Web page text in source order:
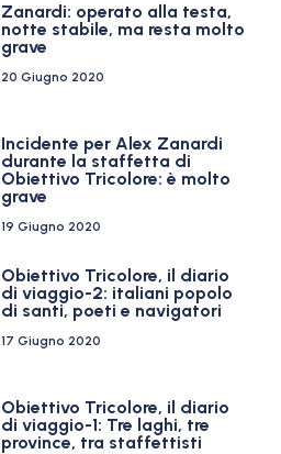
Zanardi: operato alla testa,
notte stabile, ma resta molto
grave
20 Giugno 2020
Incidente per Alex Zanardi
durante la staffetta di
Obiettivo Tricolore: è molto
grave
19 Giugno 2020
Obiettivo Tricolore, il diario
di viaggio-2: italiani popolo
di santi, poeti e navigatori
17 Giugno 2020
Obiettivo Tricolore, il diario
di viaggio-1: Tre laghi, tre
province, tra staffettisti